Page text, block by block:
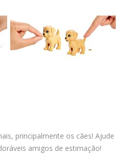
principalmente os cães! Ajude
​​amigos de estimação!